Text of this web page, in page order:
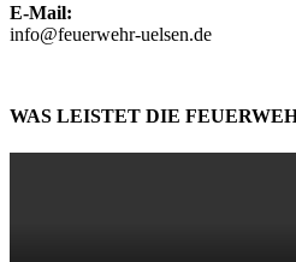
E-Mail:
info@feuerwehr-uelsen.de
WAS LEISTET DIE